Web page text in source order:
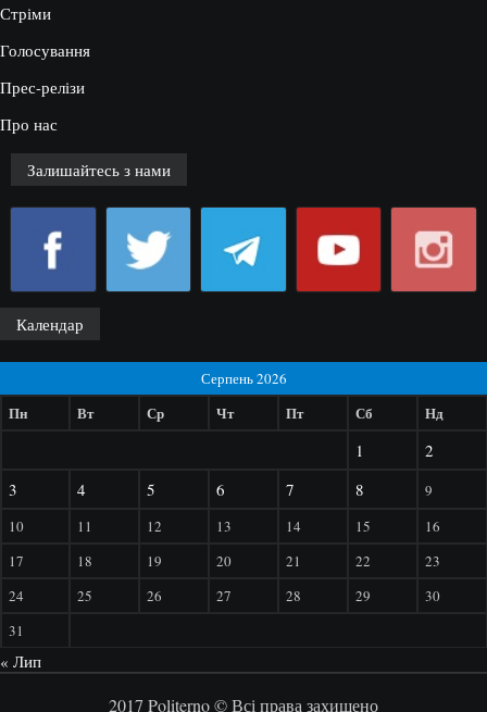
Стріми
Голосування
Прес-релізи
Про нас
Залишайтесь з нами
Календар
Серпень 2026
Пн Вт Ср Чт Пт Сб Нд
1
2
3
4 5 6 7 8
9
10
11 12 13 14 15
16
17
18 19 20 21 22
23
24
25 26 27 28 29
30
31
« Лип
2017 Politerno © Всі права захищено